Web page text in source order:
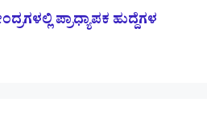
ಪ್ರಾಧ್ಯಾಪಕ ಹುದ್ದೆಗಳ